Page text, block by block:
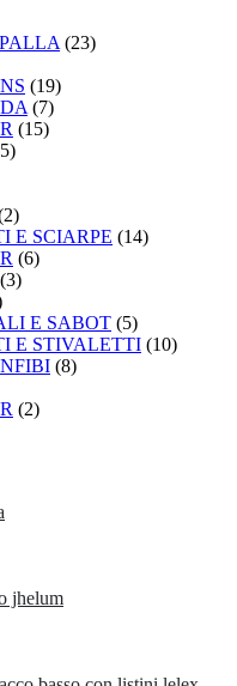
(23)
(19)
(7)
(15)
E SCIARPE (14)
(6)
(3)
E SABOT (5)
E STIVALETTI (10)
(8)
(2)
jhelum